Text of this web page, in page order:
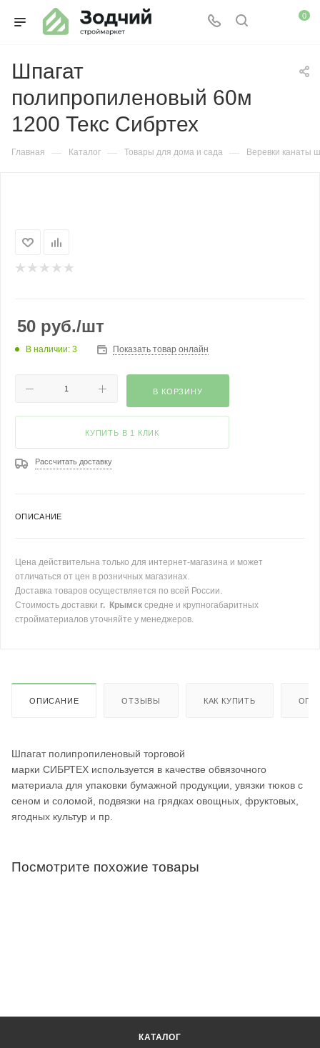
0
Шпагат
полипропиленовый 60м
1200 Текс Сибртех
Главная — Каталог — Товары для дома и сада — Веревки канаты
50 руб./шт
В наличии: 3 Показать товар онлайн
В КОРЗИНУ
КУПИТЬ В 1 КЛИК
Рассчитать доставку
ОПИСАНИЕ
Цена действительна только для интернет-магазина и может
отличаться от цен в розничных магазинах.
Доставка товаров осуществляется по всей России.
Стоимость доставки г. Крымск средне и крупногабаритных
стройматериалов уточняйте у менеджеров.
ОПИСАНИЕ ОТЗЫВЫ КАК КУПИТЬ
Шпагат полипропиленовый торговой
марки СИБРТЕХ используется в качестве обвязочного
материала для упаковки бумажной продукции, увязки тюков с
сеном и соломой, подвязки на грядках овощных, фруктовых,
ягодных культур и пр.
Посмотрите похожие товары
КАТАЛОГ